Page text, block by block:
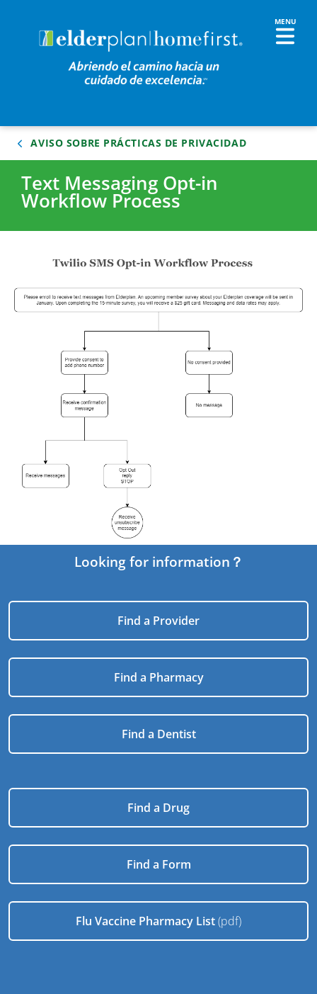
AVISO SOBRE PRÁCTICAS DE PRIVACIDAD
Text Messaging Opt-in
Workflow Process
Looking for information？
Find a Provider
Find a Pharmacy
Find a Dentist
Find a Drug
Find a Form
Flu Vaccine Pharmacy List